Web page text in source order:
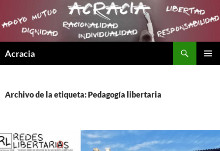
Acracia
Archivo de la etiqueta: Pedagogía libertaria